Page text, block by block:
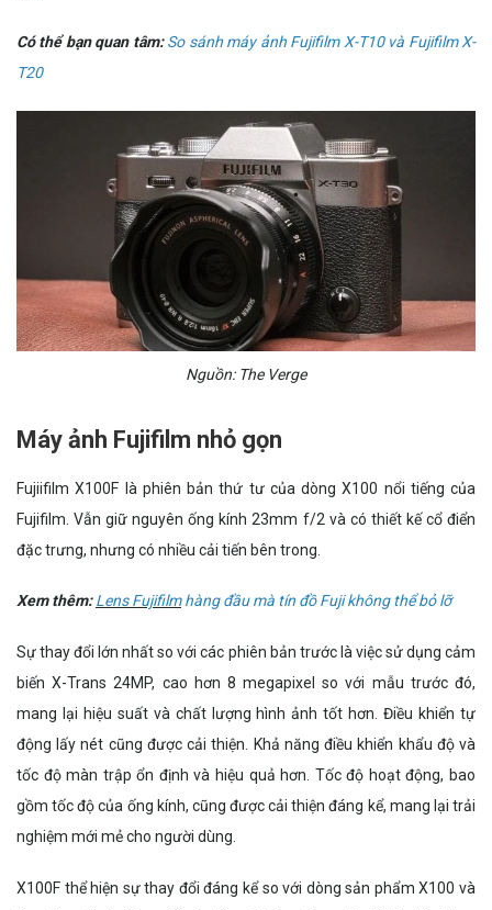
Có thể bạn quan tâm:So sánh máy ảnh Fujifilm X-T10 và Fujifilm X-
T20
Nguồn: The Verge
Máy ảnh Fujifilm nhỏ gọn
Fujiifilm X100F là phiên bản thứ tư của dòng X100 nổi tiếng của
Fujifilm. Vẫn giữ nguyên ống kính 23mm f/2 và có thiết kế cổ điển
đặc trưng, nhưng có nhiều cải tiến bên trong.
Xem thêm: Lens Fujifilmhàng đầu mà tín đồ Fuji không thể bỏ lỡ
Sự thay đổi lớn nhất so với các phiên bản trước là việc sử dụng cảm
biến X-Trans 24MP, cao hơn 8 megapixel so với mẫu trước đó,
mang lại hiệu suất và chất lượng hình ảnh tốt hơn. Điều khiển tự
động lấy nét cũng được cải thiện. Khả năng điều khiển khẩu độ và
tốc độ màn trập ổn định và hiệu quả hơn. Tốc độ hoạt động, bao
gồm tốc độ của ống kính, cũng được cải thiện đáng kể, mang lại trải
nghiệm mới mẻ cho người dùng.
X100F thể hiện sự thay đổi đáng kể so với dòng sản phẩm X100 và